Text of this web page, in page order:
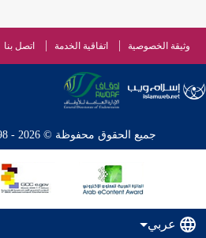
وثيقة الخصوصية اتفاقية الخدمة اتصل بنا
جميع الحقوق محفوظة © 2026 - 1998 لشبكة إسلام ويب
عربي